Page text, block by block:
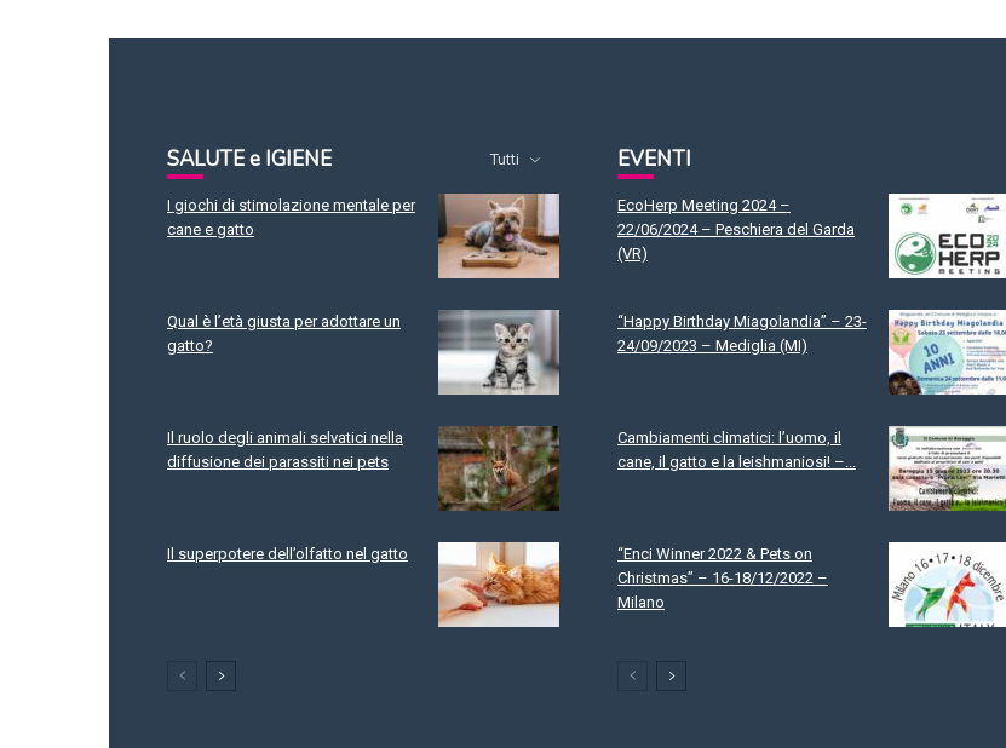
SALUTE e IGIENE Tutti
I giochi di stimolazione mentale per
cane e gatto
Qual è l’età giusta per adottare un
gatto?
Il ruolo degli animali selvatici nella
diffusione dei parassiti nei pets
Il superpotere dell’olfatto nel gatto
EVENTI
EcoHerp Meeting 2024 –
22/06/2024 – Peschiera del Garda
(VR)
“Happy Birthday Miagolandia” – 23-
24/09/2023 – Mediglia (MI)
Cambiamenti climatici: l’uomo, il
cane, il gatto e la leishmaniosi! –...
“Enci Winner 2022 & Pets on
Christmas” – 16-18/12/2022 –
Milano